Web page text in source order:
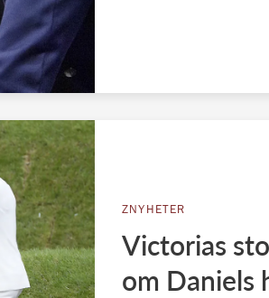
ZNYHETER
Victorias
om Daniels